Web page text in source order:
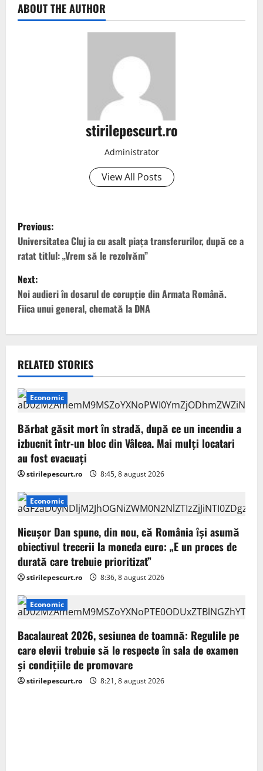
ABOUT THE AUTHOR
stirilepescurt.ro
Administrator
View All Posts
P
o
s
t
n
v
i
g
a
t
i
o
n
Previous:
Universitatea Cluj ia cu asalt piața transferurilor, după ce a
ratat titlul: „Vrem să le rezolvăm”
Next:
Noi audieri în dosarul de corupție din Armata Română.
Fiica unui general, chemată la DNA
RELATED STORIES
Economic
Bărbat găsit mort în stradă, după ce un incendiu a
izbucnit într-un bloc din Vâlcea. Mai mulți locatari
au fost evacuați
stirilepescurt.ro 8:45, 8 august 2026
Economic
Nicușor Dan spune, din nou, că România își asumă
obiectivul trecerii la moneda euro: „E un proces de
durată care trebuie prioritizat”
stirilepescurt.ro 8:36, 8 august 2026
Economic
Bacalaureat 2026, sesiunea de toamnă: Regulile pe
care elevii trebuie să le respecte în sala de examen
și condițiile de promovare
stirilepescurt.ro 8:21, 8 august 2026